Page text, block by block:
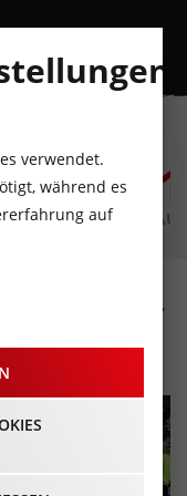
DI MI
12
AUGUST
- Disney
Uhr
verwendet.
während es
auf